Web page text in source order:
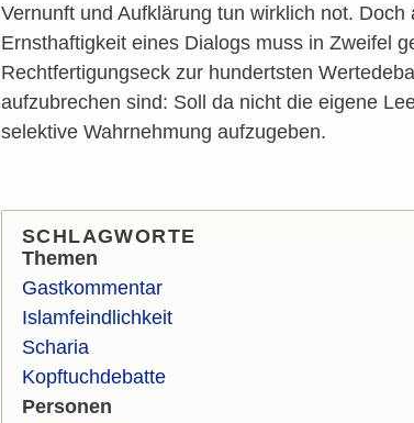
Vernunft und Aufklärung tun wirklich not.
Ernsthaftigkeit eines Dialogs muss in Zweifel
Rechtfertigungseck zur hundertsten
aufzubrechen sind: Soll da nicht die eigene
selektive Wahrnehmung aufzugeben.
SCHLAGWORTE
Themen
Gastkommentar
Islamfeindlichkeit
Scharia
Kopftuchdebatte
Personen